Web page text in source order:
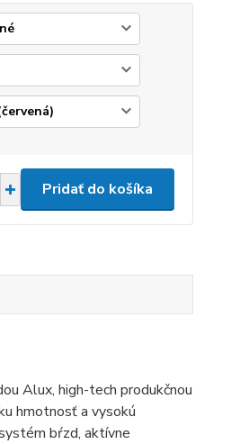
Pridať do košíka
Alux, high-tech produkčnou
hmotnosť a vysokú
bŕzd, aktívne